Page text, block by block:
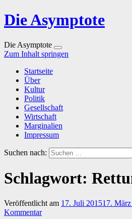
Die Asymptote
Die Asymptote
Zum Inhalt springen
Startseite
Über
Kultur
Politik
Gesellschaft
Wirtschaft
Marginalien
Impressum
Suchen nach:
Schlagwort:
Veröffentlicht am 17. Juli 201517.
Kommentar